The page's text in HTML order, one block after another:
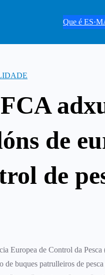
Que é
de
de
Europea de Control da
de buques patrulleiros de